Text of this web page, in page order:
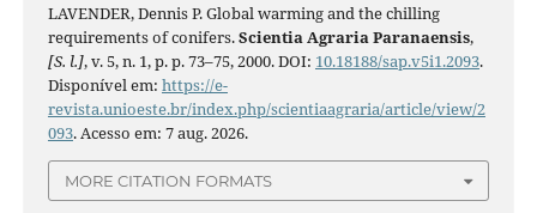
LAVENDER, Dennis P. Global warming and the chilling
requirements of conifers.Scientia Agraria Paranaensis,
[S. l.], v. 5, n. 1, p. p. 73–75, 2000. DOI: 10.18188/sap.v5i1.2093.
Disponível em: https://e-
revista.unioeste.br/index.php/scientiaagraria/article/view/2
093. Acesso em: 7 aug. 2026.
MORE CITATION FORMATS